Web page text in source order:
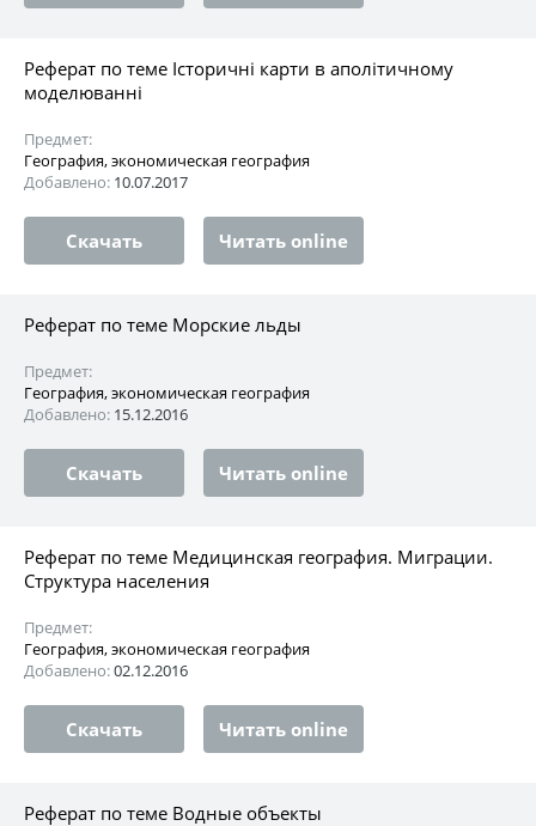
Реферат по теме Історичні карти в аполітичному
моделюванні
Предмет:
География, экономическая география
Добавлено: 10.07.2017
Скачать Читать online
Реферат по теме Морские льды
Предмет:
География, экономическая география
Добавлено: 15.12.2016
Скачать Читать online
Реферат по теме Медицинская география. Миграции.
Структура населения
Предмет:
География, экономическая география
Добавлено:02.12.2016
Скачать Читать online
Реферат по теме Водные объекты